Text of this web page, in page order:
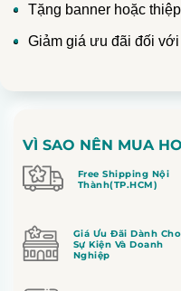
Tặng banner hoặc
Giảm giá ưu đãi đối
VÌ SAO NÊN MUA
Free Shipping Nội
Thành(TP.HCM)
Giá Ưu Đãi Dành Cho
Sự Kiện Và Doanh
Nghiệp